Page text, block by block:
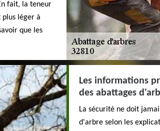
fait, la teneur
plus léger à
que les
Les informations
des abattages
La sécurité ne doit
d'arbre selon les